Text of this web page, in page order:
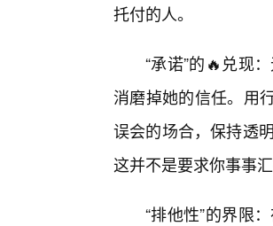
托付的人。
“承诺”的🔥兑现
消磨掉她的信任。用
误会的场合，保持透
这并不是要求你事事
“排他性”的界限